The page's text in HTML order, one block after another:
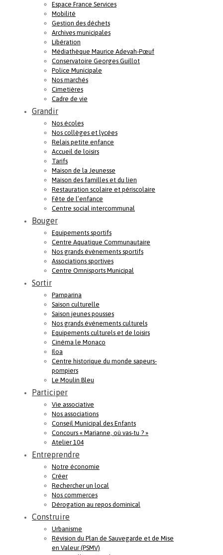
Espace France Services
Mobilité
Gestion des déchets
Archives municipales
Libération
Médiathèque Maurice Adevah-Pœuf
Conservatoire Georges Guillot
Police Municipale
Nos marchés
Cimetières
Cadre de vie
Grandir
Nos écoles
Nos collèges et lycées
Relais petite enfance
Accueil de loisirs
Tarifs
Maison de la Jeunesse
Maison des familles et du lien
Restauration scolaire et périscolaire
Fête de l’enfance
Centre social intercommunal
Bouger
Equipements sportifs
Centre Aquatique Communautaire
Nos grands évènements sportifs
Associations sportives
Centre Omnisports Municipal
Sortir
Pamparina
Saison culturelle
Saison jeunes pousses
Nos grands événements culturels
Equipements culturels et de loisirs
Cinéma le Monaco
Iloa
Centre historique du monde sapeurs-
pompiers
Le Moulin Bleu
Participer
Vie associative
Nos associations
Conseil Municipal des Enfants
Concours « Marianne, où vas-tu ? »
Atelier 104
Entreprendre
Notre économie
Créer
Rechercher un local
Nos commerces
Dérogation au repos dominical
Construire
Urbanisme
Révision du Plan de Sauvegarde et de Mise
en Valeur (PSMV)